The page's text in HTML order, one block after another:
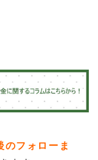
のフォローま